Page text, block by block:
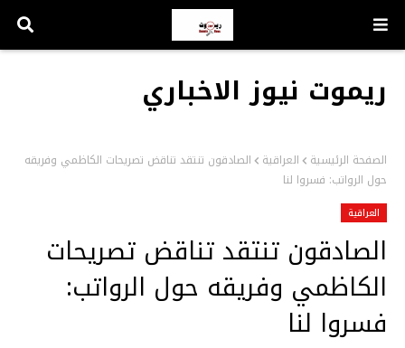
ريموت نيوز الاخباري
الصفحة الرئيسية العراقية
الصادقون تنتقد تناقض تصريحات الكاظمي وفريقه
حول الرواتب: فسروا لنا
العراقية
الصادقون تنتقد تناقض تصريحات
الكاظمي وفريقه حول الرواتب:
فسروا لنا